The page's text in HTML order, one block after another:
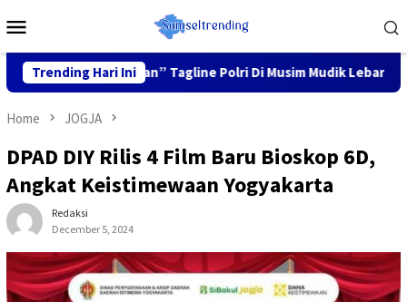
to
Menu
Trending Hari Ini
Nyaman” Tagline Polri Di Musim Mudik Lebaran Fokus
Home JOGJA
DPAD DIY Rilis 4 Film Baru Bioskop 6D,
Angkat Keistimewaan Yogyakarta
Redaksi
December 5, 2024